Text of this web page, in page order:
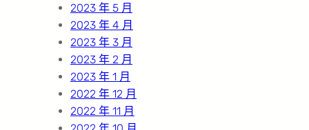
2023 年 5 月
2023 年 4 月
2023 年 3 月
2023 年 2 月
2023 年 1 月
2022 年 12 月
2022 年 11 月